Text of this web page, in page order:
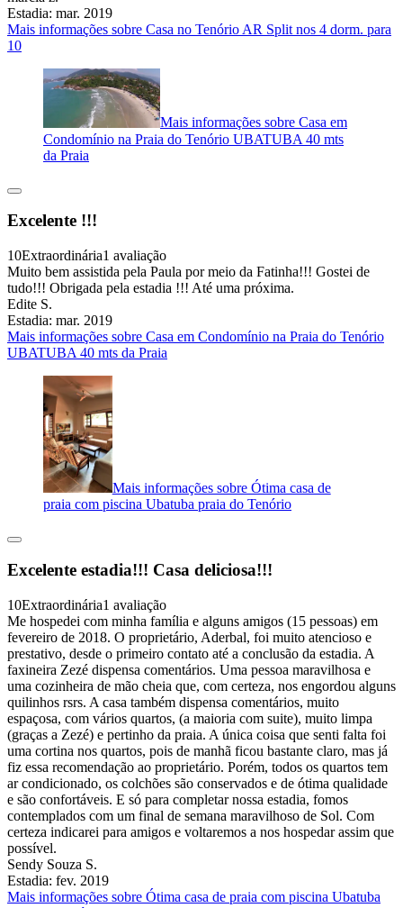
Estadia: mar. 2019
Mais informações sobre Casa no Tenório AR Split nos 4 dorm. para
10
Mais informações sobre Casa em
Condomínio na Praia do Tenório UBATUBA 40 mts
da Praia
Excelente !!!
10Extraordinária1 avaliação
Muito bem assistida pela Paula por meio da Fatinha!!! Gostei de
tudo!!! Obrigada pela estadia !!! Até uma próxima.
Edite S.
Estadia: mar. 2019
Mais informações sobre Casa em Condomínio na Praia do Tenório
UBATUBA 40 mts da Praia
Mais informações sobre Ótima casa de
praia com piscina Ubatuba praia do Tenório
Excelente estadia!!! Casa deliciosa!!!
10Extraordinária1 avaliação
Me hospedei com minha família e alguns amigos (15 pessoas) em
fevereiro de 2018. O proprietário, Aderbal, foi muito atencioso e
prestativo, desde o primeiro contato até a conclusão da estadia. A
faxineira Zezé dispensa comentários. Uma pessoa maravilhosa e
uma cozinheira de mão cheia que, com certeza, nos engordou alguns
quilinhos rsrs. A casa também dispensa comentários, muito
espaçosa, com vários quartos, (a maioria com suite), muito limpa
(graças a Zezé) e pertinho da praia. A única coisa que senti falta foi
uma cortina nos quartos, pois de manhã ficou bastante claro, mas já
fiz essa recomendação ao proprietário. Porém, todos os quartos tem
ar condicionado, os colchões são conservados e de ótima qualidade
e são confortáveis. E só para completar nossa estadia, fomos
contemplados com um final de semana maravilhoso de Sol. Com
certeza indicarei para amigos e voltaremos a nos hospedar assim que
possível.
Sendy Souza S.
Estadia: fev. 2019
Mais informações sobre Ótima casa de praia com piscina Ubatuba